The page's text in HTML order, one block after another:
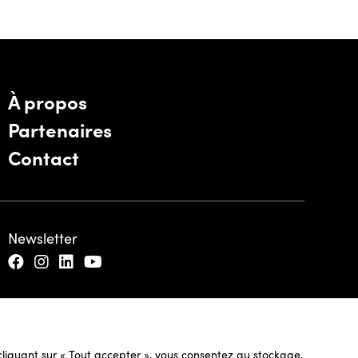
sur « Tout accepter », vous consentez au stockage,
À propos
Partenaires
Contact
Newsletter